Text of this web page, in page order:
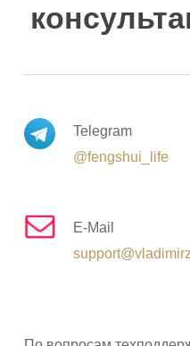
Telegram
@fengshui_life
E-Mail